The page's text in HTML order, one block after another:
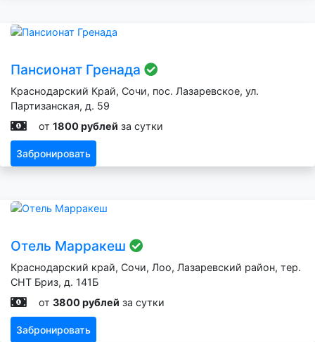
Пансионат Гренада
Краснодарский Край, Сочи, пос. Лазаревское, ул.
Партизанская, д. 59
от 1800 рублей за сутки
Забронировать
Отель Марракеш
Краснодарский край, Сочи, Лоо, Лазаревский район, тер.
СНТ Бриз, д. 141Б
от 3800 рублей за сутки
Забронировать